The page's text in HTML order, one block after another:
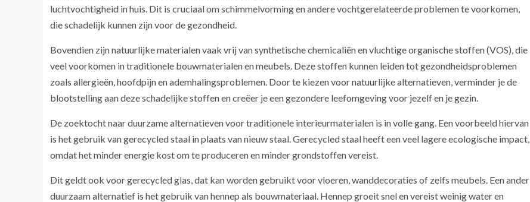
luchtvochtigheid in huis. Dit is cruciaal om schimmelvorming en andere vochtgerelateerde problemen te voorkomen,
die schadelijk kunnen zijn voor de gezondheid.
Bovendien zijn natuurlijke materialen vaak vrij van synthetische chemicaliën en vluchtige organische stoffen (VOS), die
veel voorkomen in traditionele bouwmaterialen en meubels. Deze stoffen kunnen leiden tot gezondheidsproblemen
zoals allergieën, hoofdpijn en ademhalingsproblemen. Door te kiezen voor natuurlijke alternatieven, verminder je de
blootstelling aan deze schadelijke stoffen en creëer je een gezondere leefomgeving voor jezelf en je gezin.
De zoektocht naar duurzame alternatieven voor traditionele interieurmaterialen is in volle gang. Een voorbeeld hiervan
is het gebruik van gerecycled staal in plaats van nieuw staal. Gerecycled staal heeft een veel lagere ecologische impact,
omdat het minder energie kost om te produceren en minder grondstoffen vereist.
Dit geldt ook voor gerecycled glas, dat kan worden gebruikt voor vloeren, wanddecoraties of zelfs meubels. Een ander
duurzaam alternatief is het gebruik van hennep als bouwmateriaal. Hennep groeit snel en vereist weinig water en